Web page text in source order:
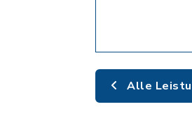
Alle